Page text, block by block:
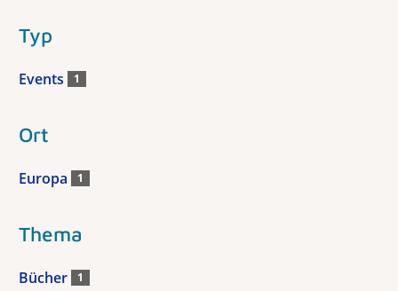
Typ
Events 1
Ort
Europa 1
Thema
Bücher 1